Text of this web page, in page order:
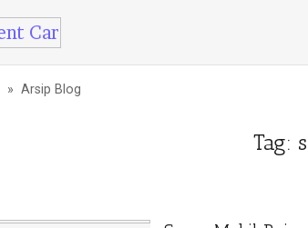
» Arsip Blog
Tag: